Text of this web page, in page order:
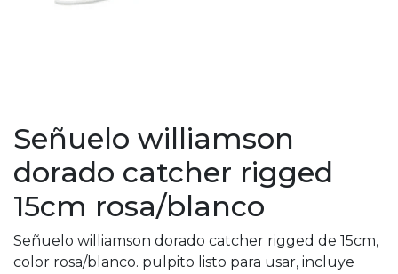
Señuelo williamson
dorado catcher rigged
15cm rosa/blanco
Señuelo williamson dorado catcher rigged de 15cm,
color rosa/blanco. pulpito listo para usar, incluye